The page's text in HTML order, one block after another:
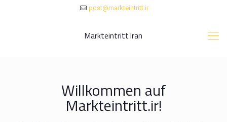
post@markteintritt.ir
Markteintritt Iran
Willkommen auf
Markteintritt.ir!